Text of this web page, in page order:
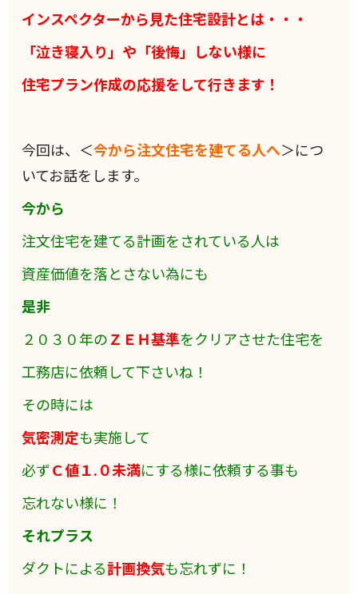
インスペクターから見た住宅設計とは・・・
「泣き寝入り」や「後悔」しない様に
住宅プラン作成の応援をして行きます！
今回は、＜今から注文住宅を建てる人へ＞につ
いてお話をします。
今から
注文住宅を建てる計画をされている人は
資産価値を落とさない為にも
是非
２０３０年のＺＥＨ基準をクリアさせた住宅を
工務店に依頼して下さいね！
その時には
気密測定も実施して
必ずＣ値１.０未満にする様に依頼する事も
忘れない様に！
それプラス
ダクトによる計画換気も忘れずに！